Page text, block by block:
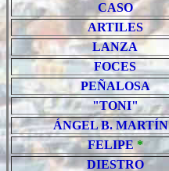
CASO
ARTILES
LANZA
FOCES
PEÑALOSA
"TONI"
ÁNGEL B. MARTÍN
FELIPE *
DIESTRO